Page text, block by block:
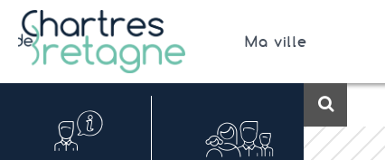
Aller
contenu
Bienvenue sur le site de la ville de Chartres
Ville Zéro phyto / 4 fleurs
Ma ville